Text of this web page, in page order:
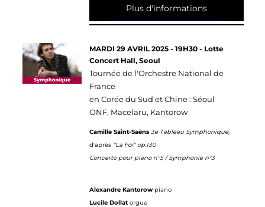
Plus d'informations
MARDI 29 AVRIL 2025 - 19H30 - Lotte
Concert Hall, Seoul
Tournée de l'Orchestre National de
France
en Corée du Sud et Chine : Séoul
ONF, Macelaru, Kantorow
Camille Saint-Saëns3e Tableau Symphonique,
d'après "La Foi" op.130
Concerto pour piano n°5 / Symphonie n°3
Alexandre Kantorow piano
Lucile Dollatorgue